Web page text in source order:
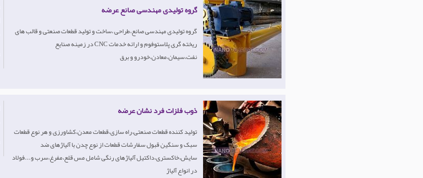
گروه تولیدی مهندسی صانع عرضه
گروه تولیدی مهندسی صانع،طراحی ،ساخت و تولید قطعات صنعتی و قالب های
ریخته گری پلاستوفوم و ارائه خدمات CNC در زمینه صنایع
نفت،سیمان،معادن،خودرو و برق
ذوب فلزات فرد نشان عرضه
تولید کننده قطعات صنعتی،راه سازی،قطعات معدن،کشاورزی و هر نوع قطعات
سبک و سنگین قبول سفارشات قطعات از نوع چدن با آلیاژهای ضد
سایش،خاکستری،داکتیل آلیاژهای رنگی شامل مس قلع،مفرغ،سرب و...فولاد
در انواع آلیاژ